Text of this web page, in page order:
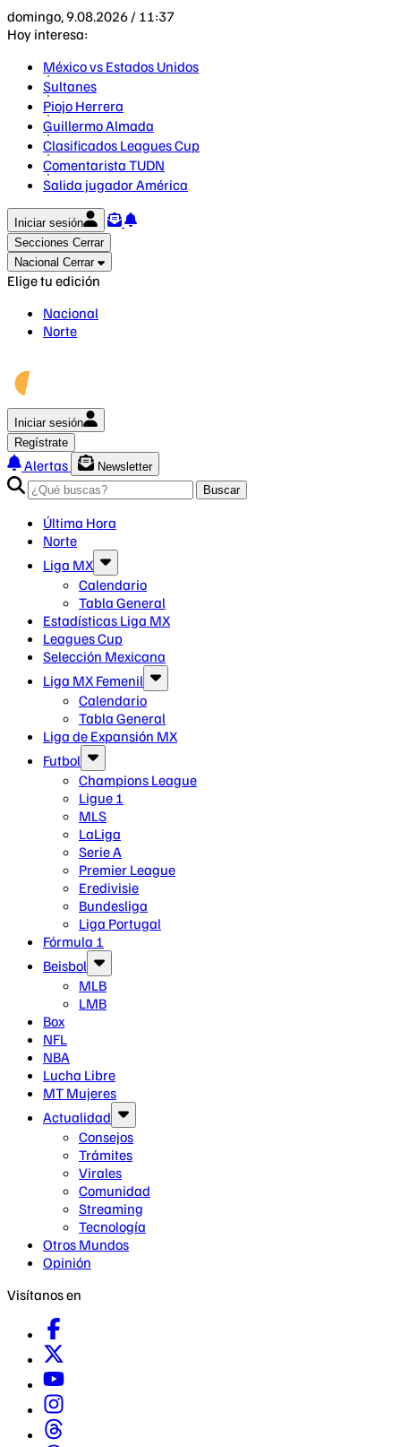
domingo, 9.08.2026 / 11:37
Hoy interesa:
México vs Estados Unidos
Sultanes
Piojo Herrera
Guillermo Almada
Clasificados Leagues Cup
Comentarista TUDN
Salida jugador América
Iniciar sesión
Secciones Cerrar
Nacional Cerrar
Elige tu edición
Nacional
Norte
Iniciar sesión
Regístrate
Alertas
Newsletter
Buscar
Última Hora
Norte
Liga MX
Calendario
Tabla General
Estadísticas Liga MX
Leagues Cup
Selección Mexicana
Liga MX Femenil
Calendario
Tabla General
Liga de Expansión MX
Futbol
Champions League
Ligue 1
MLS
LaLiga
Serie A
Premier League
Eredivisie
Bundesliga
Liga Portugal
Fórmula 1
Beisbol
MLB
LMB
Box
NFL
NBA
Lucha Libre
MT Mujeres
Actualidad
Consejos
Trámites
Virales
Comunidad
Streaming
Tecnología
Otros Mundos
Opinión
Visítanos en